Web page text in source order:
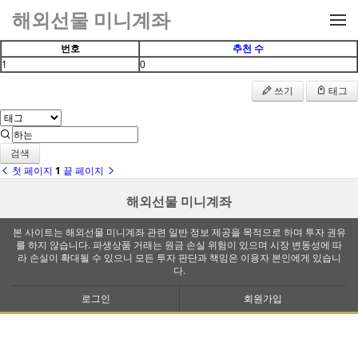
메뉴 건너뛰기
해외선물 미니계좌
번호
추천 수
1
0
쓰기
태그
검색
첫 페이지 1 끝 페이지
해외선물 미니계좌
본 사이트는 해외선물 미니계좌 관련 일반 정보 제공을 목적으로 하며 투자 권유
를 하지 않습니다. 파생상품 거래는 원금 손실 위험이 있으며 시장 변동성에 따
라 손실이 확대될 수 있으니 모든 투자 판단과 책임은 이용자 본인에게 있습니
다.
로그인 회원가입